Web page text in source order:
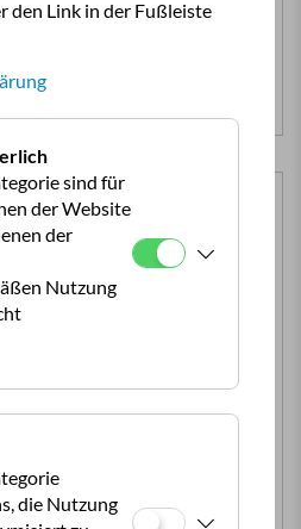
Reisemobil und Gespann
Stellplätze
übernimmt der
Organisation.
den Link in der Fußleiste
sind für
der Website
der
Nutzung
die Nutzung